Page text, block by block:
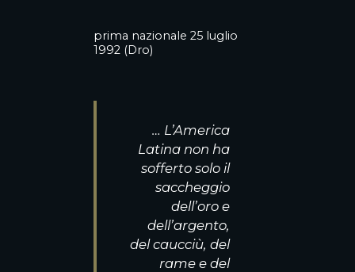
prima nazionale 25 luglio
1992 (Dro)
… L’America
Latina non ha
sofferto solo il
saccheggio
dell’oro e
dell’argento,
del caucciù, del
rame e del